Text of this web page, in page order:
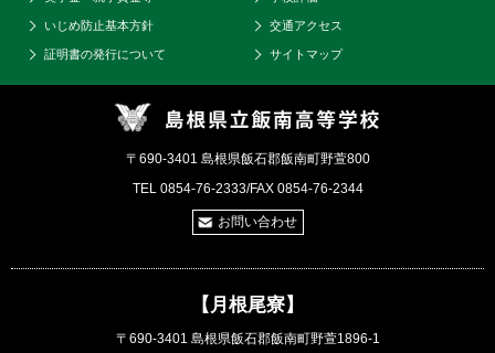
いじめ防止基本方針 交通アクセス
証明書の発行について サイトマップ
〒690-3401 島根県飯石郡飯南町野萱800
TEL 0854-76-2333/FAX 0854-76-2344
お問い合わせ
【月根尾寮】
〒690-3401 島根県飯石郡飯南町野萱1896-1